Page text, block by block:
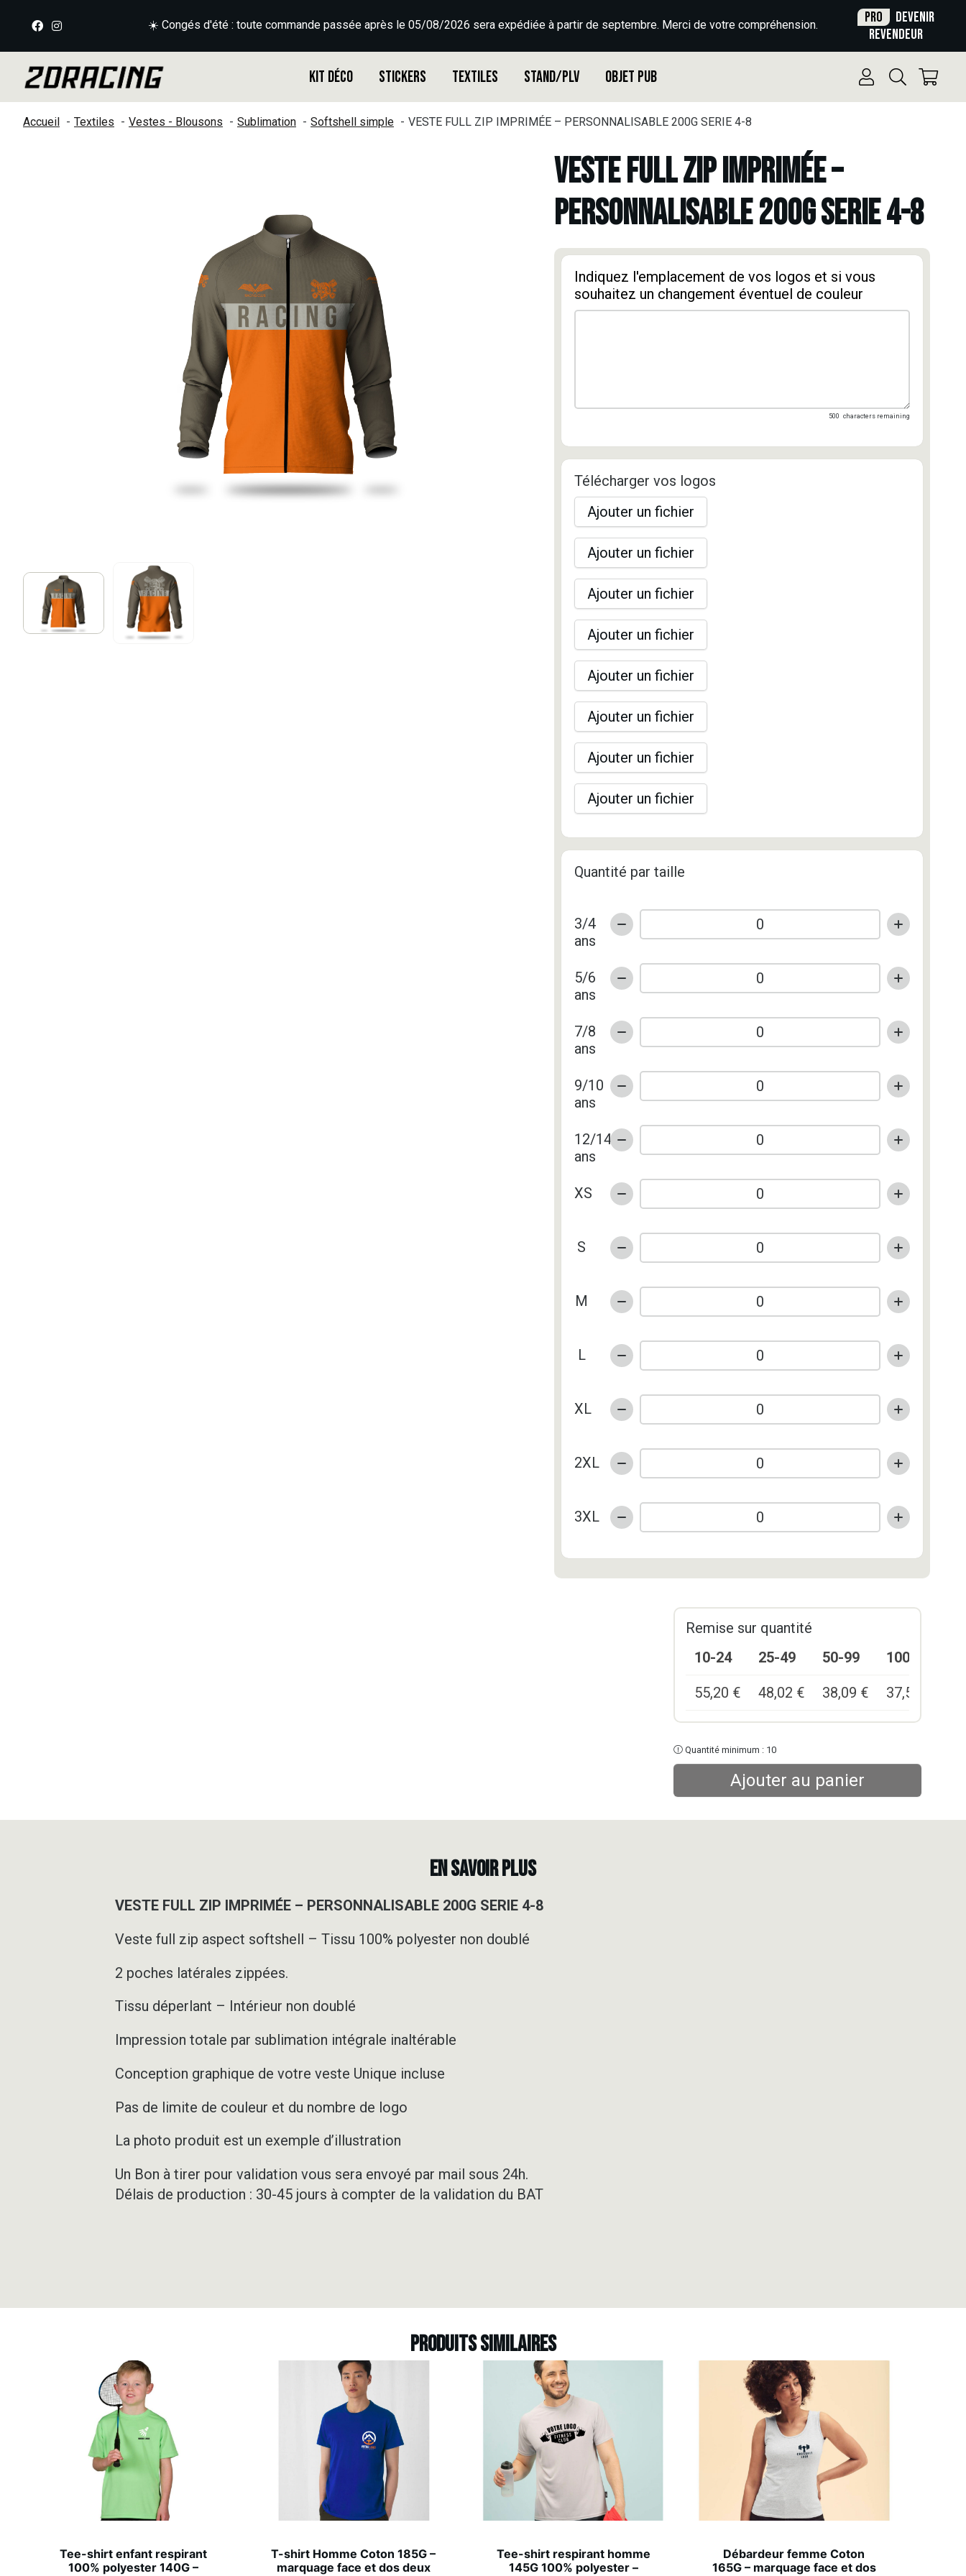
☀️ Congés d'été : toute commande passée après le 05/08/2026 sera expédiée à partir de septembre. Merci de votre compréhension. Pro
Devenir
revendeur
Kit déco Stickers Textiles Stand/PLV Objet Pub
Accueil Textiles Vestes - Blousons Sublimation Softshell simple VESTE FULL ZIP IMPRIMÉE – PERSONNALISABLE 200G SERIE 4-8
VESTE FULL ZIP IMPRIMÉE –
PERSONNALISABLE 200G SERIE 4-8
Indiquez l'emplacement de vos logos et si vous
souhaitez un changement éventuel de couleur
500 characters remaining
Télécharger vos logos
Ajouter un fichier
Ajouter un fichier
Ajouter un fichier
Ajouter un fichier
Ajouter un fichier
Ajouter un fichier
Ajouter un fichier
Ajouter un fichier
Quantité par taille
3/4
ans
5/6
ans
7/8
ans
9/10
ans
12/14
ans
XS
S
M
L
XL
2XL
3XL
Remise sur quantité
10-24
25-49 50-99 100+
55,20 € 48,02 € 38,09 € 37,54
Quantité minimum : 10
Ajouter au panier
EN SAVOIR PLUS
VESTE FULL ZIP IMPRIMÉE – PERSONNALISABLE 200G SERIE 4-8
Veste full zip aspect softshell – Tissu 100% polyester non doublé
2 poches latérales zippées.
Tissu déperlant – Intérieur non doublé
Impression totale par sublimation intégrale inaltérable
Conception graphique de votre veste Unique incluse
Pas de limite de couleur et du nombre de logo
La photo produit est un exemple d’illustration
Un Bon à tirer pour validation vous sera envoyé par mail sous 24h.
Délais de production : 30-45 jours à compter de la validation du BAT
Produits similaires
Tee-shirt enfant respirant
100% polyester 140G –
T-shirt Homme Coton 185G –
marquage face et dos deux
Tee-shirt respirant homme
145G 100% polyester –
Débardeur femme Coton
165G – marquage face et dos